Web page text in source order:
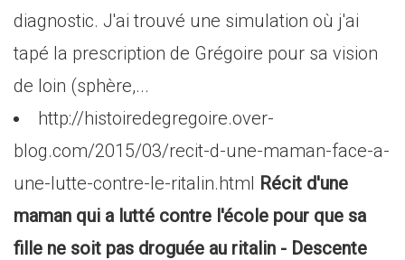
diagnostic. J'ai trouvé une simulation où j'ai
tapé la prescription de Grégoire pour sa vision
de loin (sphère,...
http://histoiredegregoire.over-
blog.com/2015/03/recit-d-une-maman-face-a-
une-lutte-contre-le-ritalin.html Récit d'une
maman qui a lutté contre l'école pour que sa
fille ne soit pas droguée au ritalin - Descente